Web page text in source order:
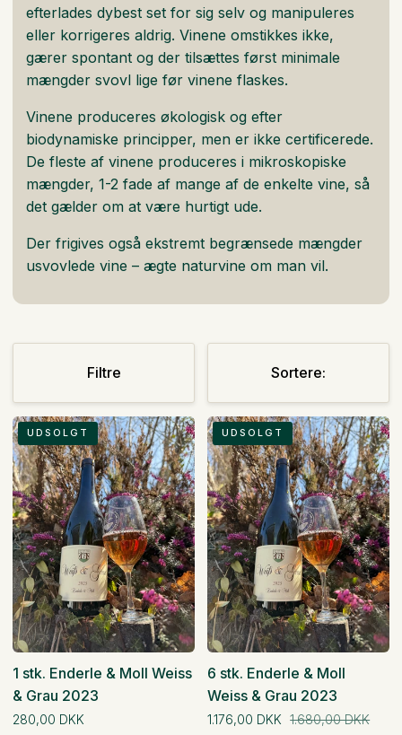
efterlades dybest set for sig selv og manipuleres
eller korrigeres aldrig. Vinene omstikkes ikke,
gærer spontant og der tilsættes først minimale
mængder svovl lige før vinene flaskes.
Vinene produceres økologisk og efter
biodynamiske principper, men er ikke certificerede.
De fleste af vinene produceres i mikroskopiske
mængder, 1-2 fade af mange af de enkelte vine, så
det gælder om at være hurtigt ude.
Der frigives også ekstremt begrænsede mængder
usvovlede vine – ægte naturvine om man vil.
Filtre Sortere:
Sortere:
Sortere:
1
stk.
UDSOLGT
1 stk. Enderle & Moll Weiss
& Grau 2023
280,00 DKK
6
stk.
UDSOLGT
6 stk. Enderle & Moll
Weiss & Grau 2023
1.176,00 DKK Normal pris
1.680,00 DKK